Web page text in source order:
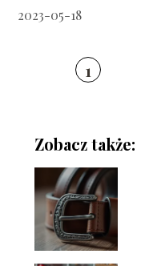
2023-05-18
1
Zobacz także: